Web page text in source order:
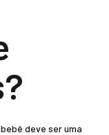
deve ser uma